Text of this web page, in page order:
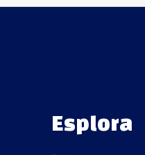
Esplora